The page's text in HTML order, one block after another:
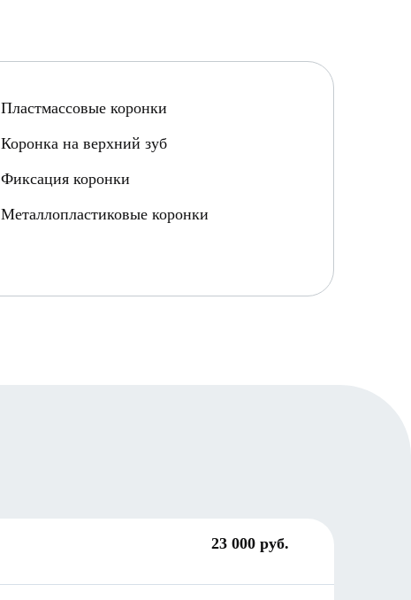
Пластмассовые коронки
Коронка на верхний зуб
Фиксация коронки
Металлопластиковые коронки
23 000 руб.